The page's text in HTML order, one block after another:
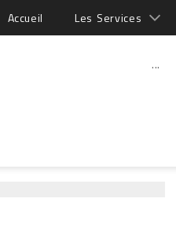
Accueil Les Services
...